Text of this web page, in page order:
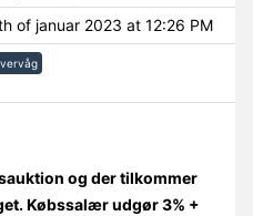
of januar 2023 at 12:26 PM
og der tilkommer
Købssalær udgør 3% +